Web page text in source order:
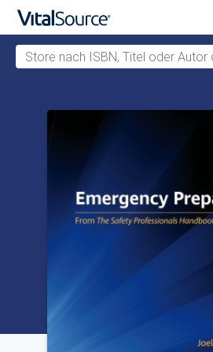
Store nach ISBN, Titel oder Autor